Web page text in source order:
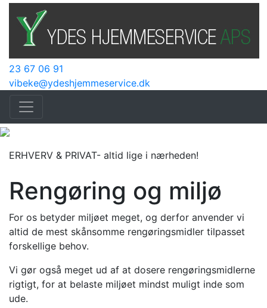
23 67 06 91
vibeke@ydeshjemmeservice.dk
ERHVERV & PRIVAT- altid lige i nærheden!
Rengøring og miljø
For os betyder miljøet meget, og derfor anvender vi
altid de mest skånsomme rengøringsmidler tilpasset
forskellige behov.
Vi gør også meget ud af at dosere rengøringsmidlerne
rigtigt, for at belaste miljøet mindst muligt inde som
ude.